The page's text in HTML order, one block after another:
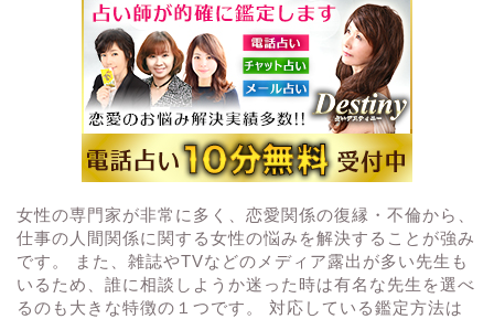
女性の専門家が非常に多く、恋愛関係の復縁・不倫から、
仕事の人間関係に関する女性の悩みを解決することが強み
です。 また、雑誌やTVなどのメディア露出が多い先生も
いるため、誰に相談しようか迷った時は有名な先生を選べ
るのも大きな特徴の１つです。 対応している鑑定方法は